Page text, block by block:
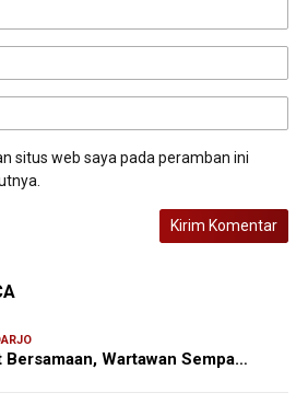
situs web saya pada peramban ini
Bersamaan, Wartawan Sempa…